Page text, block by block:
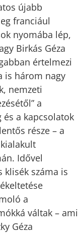
újabb
franciául
nyomába lép,
Birkás Géza
értelmezi
is három nagy
nemzeti
a
a kapcsolatok
része – a
Idővel
klisék száma is
a
váltak – ami
Géza